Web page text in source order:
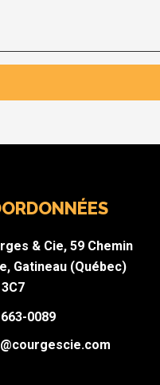
& Cie, 59 Chemin
Gatineau (Québec)
0089